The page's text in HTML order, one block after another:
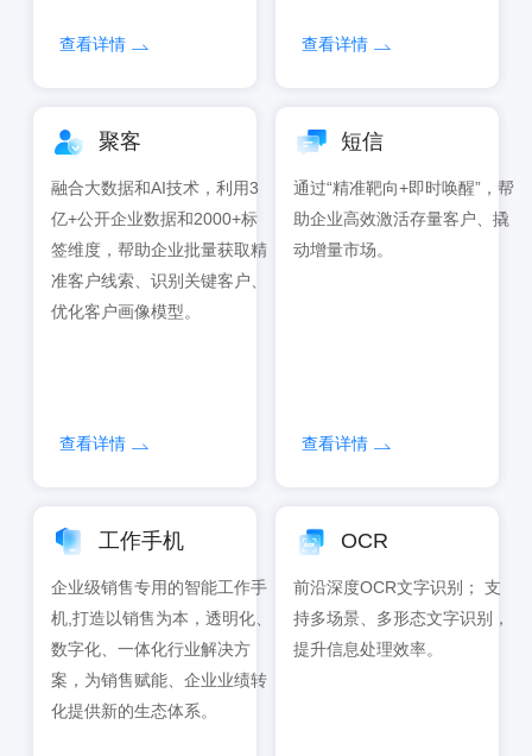
查看详情 查看详情
聚客
融合大数据和AI技术，利用3
亿+公开企业数据和2000+标
签维度，帮助企业批量获取精
准客户线索、识别关键客户、
优化客户画像模型。
查看详情
短信
通过“精准靶向+即时唤醒”，帮
助企业高效激活存量客户、撬
动增量市场。
查看详情
工作手机
企业级销售专用的智能工作手
机,打造以销售为本，透明化、
数字化、一体化行业解决方
案，为销售赋能、企业业绩转
化提供新的生态体系。
OCR
前沿深度OCR文字识别； 支
持多场景、多形态文字识别，
提升信息处理效率。